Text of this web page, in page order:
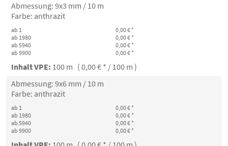
Abmessung: 9x3 mm / 10 m
Farbe: anthrazit
ab 1
0,00 € *
ab 1980
0,00 € *
ab 5940
0,00 € *
ab 9900
0,00 € *
Inhalt VPE: 100 m ( 0,00 € * / 100 m )
Abmessung: 9x6 mm / 10 m
Farbe: anthrazit
ab 1
0,00 € *
ab 1980
0,00 € *
ab 5940
0,00 € *
ab 9900
0,00 € *